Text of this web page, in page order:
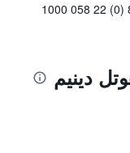
دينيم